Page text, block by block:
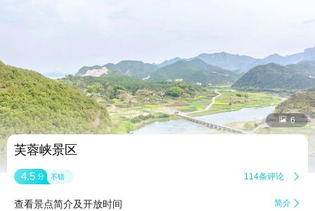
 6
芙蓉峡景区
4.5 分 不错 114条评论 
查看景点简介及开放时间 简介 